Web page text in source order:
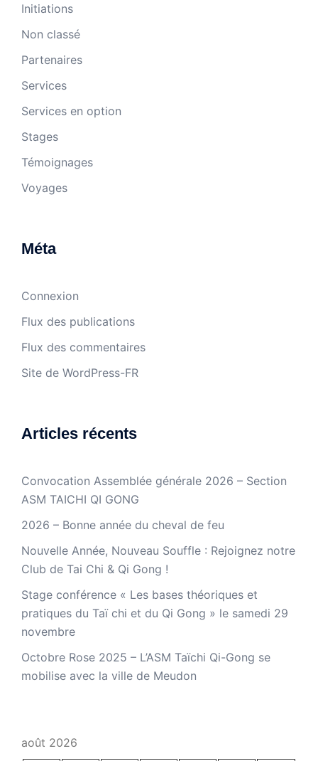
Initiations
Non classé
Partenaires
Services
Services en option
Stages
Témoignages
Voyages
Méta
Connexion
Flux des publications
Flux des commentaires
Site de WordPress-FR
Articles récents
Convocation Assemblée générale 2026 – Section
ASM TAICHI QI GONG
2026 – Bonne année du cheval de feu
Nouvelle Année, Nouveau Souffle : Rejoignez notre
Club de Tai Chi & Qi Gong !
Stage conférence « Les bases théoriques et
pratiques du Taï chi et du Qi Gong » le samedi 29
novembre
Octobre Rose 2025 – L’ASM Taïchi Qi-Gong se
mobilise avec la ville de Meudon
août 2026